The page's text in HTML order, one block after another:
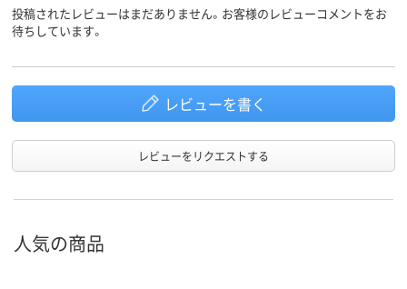
投稿されたレビューはまだありません。お客様のレビューコメントをお
待ちしています。
レビューを書く
レビューをリクエストする
人気の商品